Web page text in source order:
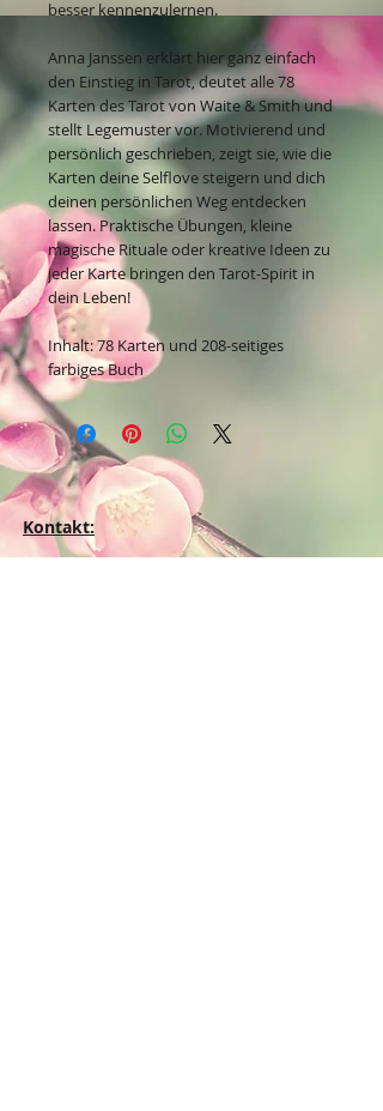
besser kennenzulernen.
Anna Janssen erklärt hier ganz einfach
den Einstieg in Tarot, deutet alle 78
Karten des Tarot von Waite & Smith und
stellt Legemuster vor. Motivierend und
persönlich geschrieben, zeigt sie, wie die
Karten deine Selflove steigern und dich
deinen persönlichen Weg entdecken
lassen. Praktische Übungen, kleine
magische Rituale oder kreative Ideen zu
jeder Karte bringen den Tarot-Spirit in
dein Leben!
Inhalt: 78 Karten und 208-seitiges
farbiges Buch
Kontakt: